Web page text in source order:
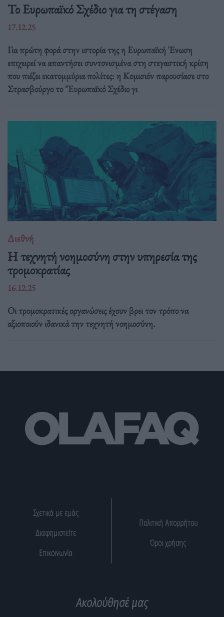
Το Ευρωπαϊκό Σχέδιο για τη στέγαση
17.12.25
Για πρώτη φορά στην ιστορία της η Ευρωπαϊκή Ένωση
επιχειρεί να απαντήσει συντονισμένα στη στεγαστική κρίση
που πιέζει εκατομμύρια πολίτες: η Κομισιόν παρουσίασε στο
Στρασβούργο το "Ευρωπαϊκό Σχέδιο γι
Διεθνή
Η τεχνητή νοημοσύνη στην υπηρεσία της
τρομοκρατίας
16.12.25
Οι τρομοκρατικές οργανώσεις έχουν βρει τον τρόπο να
αξιοποιούν ιδανικά την τεχνητή νοημοσύνη.
Σχετικά με εμάς
Διαφημιστείτε
Επικοινωνία
Πολιτική Απορρήτου
Όροι χρήσης
Ακολούθησέ μας